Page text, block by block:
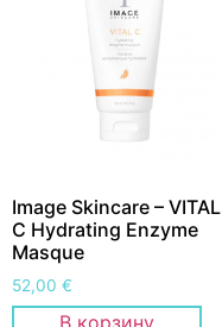
Image Skincare – VITAL
C Hydrating Enzyme
Masque
52,00 €